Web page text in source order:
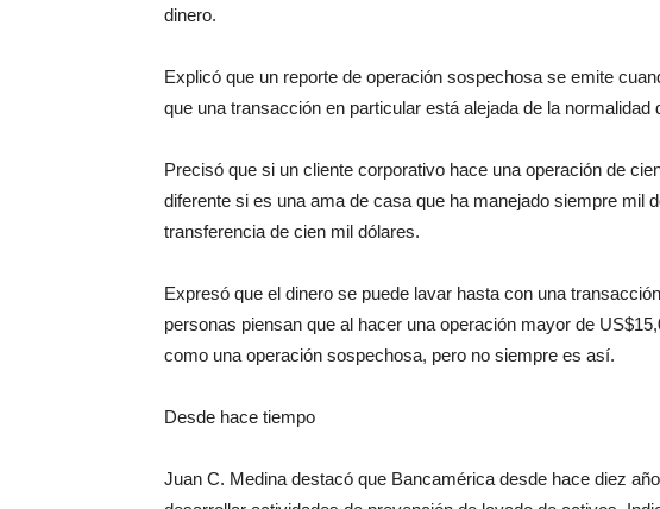
dinero.
Explicó que un reporte de operación sospechosa se emite
que una transacción en particular está alejada de la normalidad
Precisó que si un cliente corporativo hace una operación de
diferente si es una ama de casa que ha manejado siempre mil
transferencia de cien mil dólares.
Expresó que el dinero se puede lavar hasta con una
personas piensan que al hacer una operación mayor de
como una operación sospechosa, pero no siempre es así.
Desde hace tiempo
Juan C. Medina destacó que Bancamérica desde hace diez